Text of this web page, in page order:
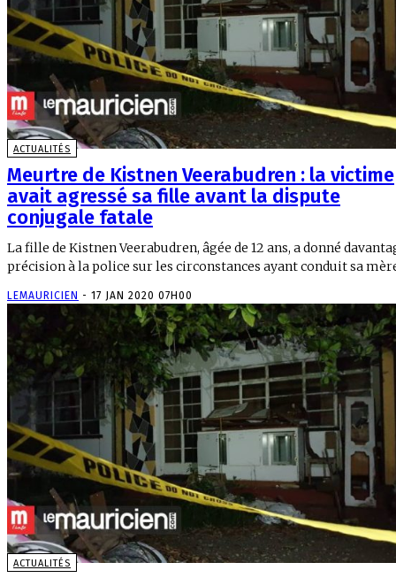
ACTUALITÉS
Meurtre de Kistnen Veerabudren : la victime
avait agressé sa fille avant la dispute
conjugale fatale
La fille de Kistnen Veerabudren, âgée de 12 ans, a donné
précision à la police sur les circonstances ayant conduit sa
LEMAURICIEN - 17 JAN 2020 07H00
ACTUALITÉS